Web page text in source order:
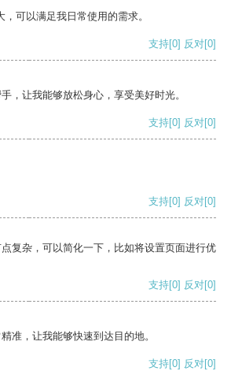
可以满足我日常使用的需求。
支持[0] 反对[0]
，让我能够放松身心，享受美好时光。
支持[0] 反对[0]
支持[0] 反对[0]
复杂，可以简化一下，比如将设置页面进行优
支持[0] 反对[0]
准，让我能够快速到达目的地。
支持[0] 反对[0]